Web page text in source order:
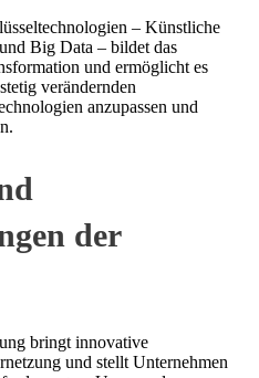
– Künstliche
Big Data – bildet das
und ermöglicht es
verändernden
anzupassen und
der
bringt innovative
und stellt Unternehmen